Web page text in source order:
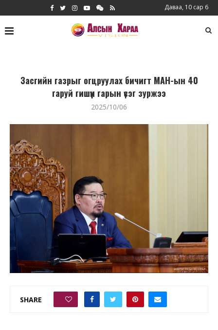
Даваа, 10 сар 6
Засгийн газрыг огцруулах бичигт МАН-ын 40
гаруй гишүүн гарын үсэг зуржээ
2025/10/06
SHARE